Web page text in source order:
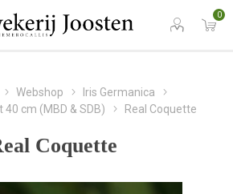
0
Webshop
Iris Germanica
cm (MBD & SDB)
Real Coquette
Coquette